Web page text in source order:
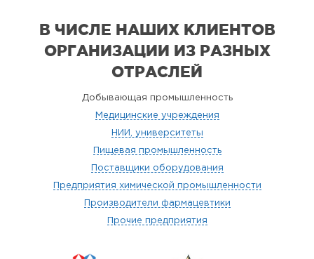
В ЧИСЛЕ НАШИХ КЛИЕНТОВ
ОРГАНИЗАЦИИ ИЗ РАЗНЫХ
ОТРАСЛЕЙ
Добывающая промышленность
Медицинские учреждения
НИИ, университеты
Пищевая промышленность
Поставщики оборудования
Предприятия химической промышленности
Производители фармацевтики
Прочие предприятия